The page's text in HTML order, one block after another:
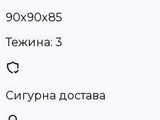
90x90x85
Тежина: 3
Сигурна достава